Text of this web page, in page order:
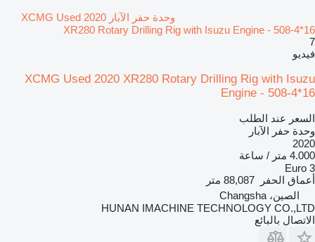
وحدة حفر الآبار XCMG Used 2020
XR280 Rotary Drilling Rig with Isuzu Engine - 508-4*16
7
فيديو
XCMG Used 2020 XR280 Rotary Drilling Rig with Isuzu
Engine - 508-4*16
السعر عند الطلب
وحدة حفر الآبار
2020
4.000 متر / ساعة
Euro 3
أعماق الحفر
88,087 متر
الصين، Changsha
HUNAN IMACHINE TECHNOLOGY CO.,LTD
الاتصال بالبائع